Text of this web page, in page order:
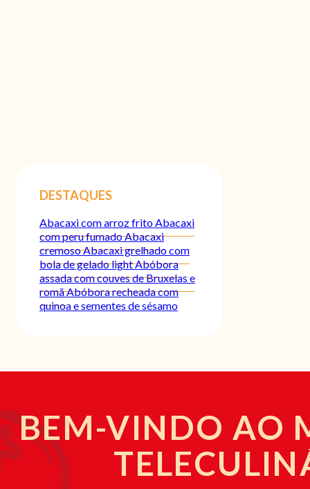
DESTAQUES
Abacaxi com arroz frito Abacaxi
com peru fumadoAbacaxi
cremosoAbacaxi grelhado com
bola de gelado lightAbóbora
assada com couves de Bruxelas e
romãAbóbora recheada com
quinoa e sementes de sésamo
BEM-VINDO AO